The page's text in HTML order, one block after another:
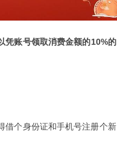
凭账号领取消费金额的10%的
借个身份证和手机号注册个新